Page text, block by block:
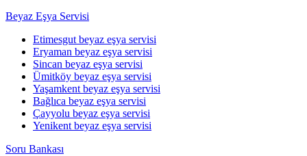
Beyaz Eşya Servisi
Etimesgut beyaz eşya servisi
Eryaman beyaz eşya servisi
Sincan beyaz eşya servisi
Ümitköy beyaz eşya servisi
Yaşamkent beyaz eşya servisi
Bağlıca beyaz eşya servisi
Çayyolu beyaz eşya servisi
Yenikent beyaz eşya servisi
Soru Bankası